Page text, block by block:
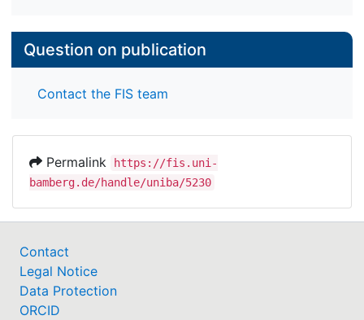
Question on publication
Contact the FIS team
Permalink
https://fis.uni-
bamberg.de/handle/uniba/5230
Contact
Legal Notice
Data Protection
ORCID